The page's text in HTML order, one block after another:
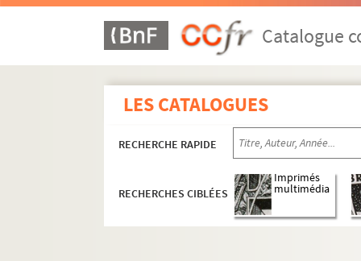
Catalogue
LES CATALOGUES
RECHERCHE RAPIDE
RECHERCHES CIBLÉES
Imprimés
multimédia